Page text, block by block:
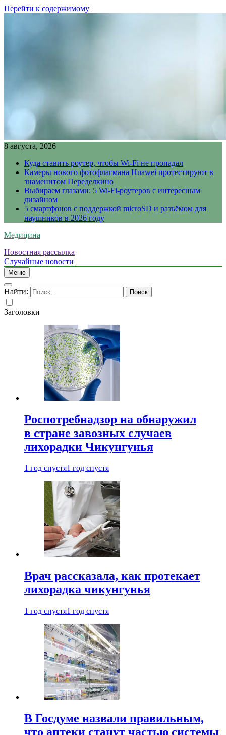
Перейти к содержимому
8 августа, 2026
Куда ставить роутер, чтобы Wi-Fi не пропадал
Камеры нового фотофлагмана Huawei протестируют в
знаменитом Переделкино
Выбираем глазами: 5 Wi-Fi-роутеров с интересным
дизайном
5 смартфонов с поддержкой microSD и разъёмом для
наушников в 2026 году
Медицина
Новостная рассылка
Случайные новости
Меню
Найти:
Заголовки
Роспотребнадзор на обнаружил
в стране завозных случаев
лихорадки Чикунгунья
1 год спустя1 год спустя
Врач рассказала, как протекает
лихорадка чикунгунья
1 год спустя1 год спустя
В Госдуме назвали правильным,
что аптеки станут частью системы